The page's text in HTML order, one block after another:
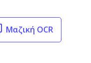
Μαζική OCR